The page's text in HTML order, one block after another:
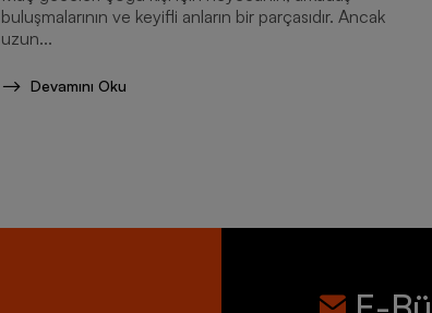
buluşmalarının ve keyifli anların bir parçasıdır. Ancak
uzun...
Devamını Oku